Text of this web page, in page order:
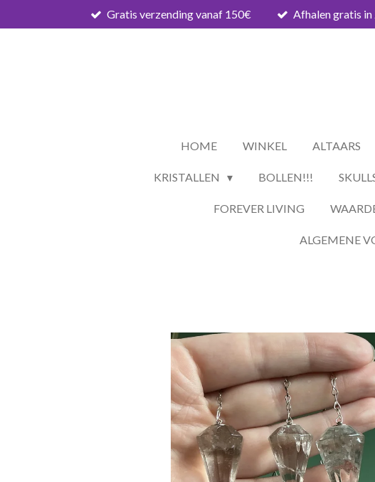
direct
Gratis verzending vanaf 150€ Afhalen gratis in
HOME WINKEL ALTAARS
KRISTALLEN BOLLEN!!!
FOREVER LIVING
ALGEMENE